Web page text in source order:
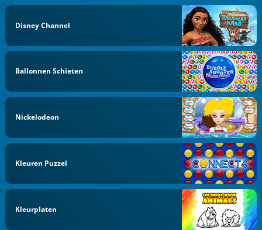
Disney Channel
Ballonnen Schieten
Nickelodeon
Kleuren Puzzel
Kleurplaten